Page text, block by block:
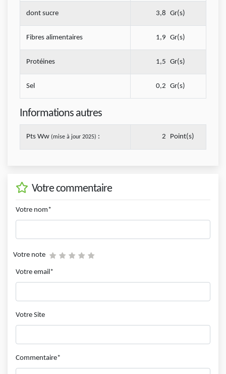
dont sucre 3,8 Gr(s)
Fibres alimentaires 1,9 Gr(s)
Protéines 1,5 Gr(s)
Sel 0,2 Gr(s)
Informations autres
Pts Ww (mise à jour 2025) : 2 Point(s)
Votre commentaire
Votre nom*
Votre note
Votre email*
Votre Site
Commentaire*